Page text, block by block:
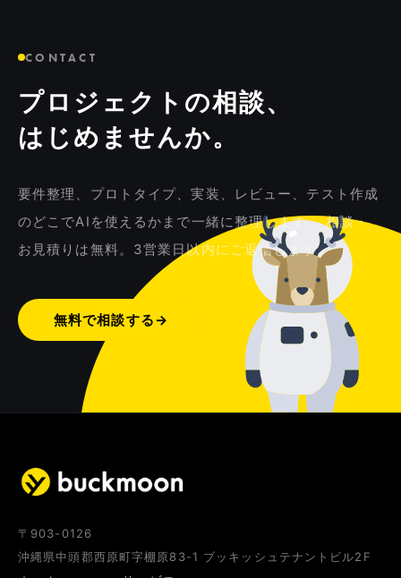
CONTACT
プロジェクトの相談、
はじめませんか。
要件整理、プロトタイプ、実装、レビュー、テスト作成
のどこでAIを使えるかまで一緒に整理します。 相談・
お見積りは無料。3営業日以内にご返信します。
無料で相談する→
〒903-0126
沖縄県中頭郡西原町字棚原83-1 ブッキッシュテナントビル2F